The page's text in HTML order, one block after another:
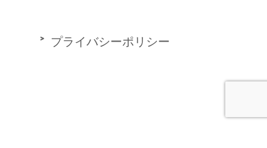
プライバシーポリシー